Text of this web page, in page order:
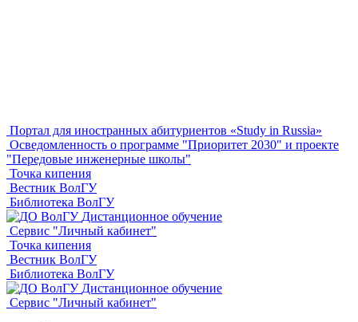
Портал для иностранных абитуриентов «Study in Russia»
Осведомленность о программе "Приоритет 2030" и проекте
"Передовые инженерные школы"
Точка кипения
Вестник ВолГУ
Библиотека ВолГУ
Дистанционное обучение
Сервис "Личный кабинет"
Точка кипения
Вестник ВолГУ
Библиотека ВолГУ
Дистанционное обучение
Сервис "Личный кабинет"